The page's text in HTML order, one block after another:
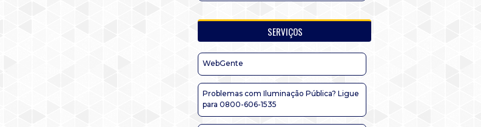
SERVIÇOS
WebGente
Problemas com Iluminação Pública? Ligue
para 0800-606-1535